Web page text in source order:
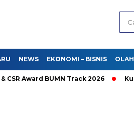
NEWS EKONOMI – BISNIS
BUMN Track 2026 Kunjungi